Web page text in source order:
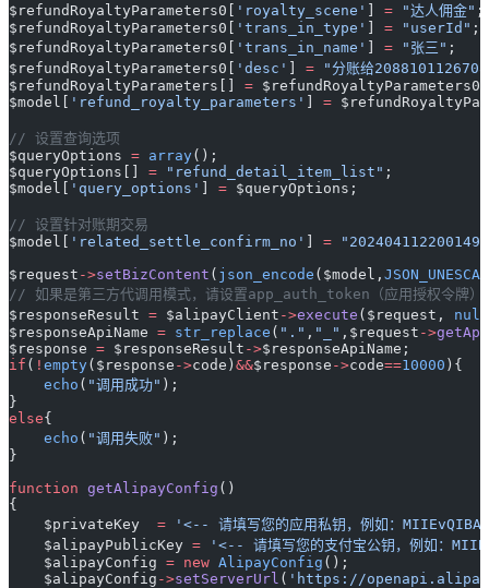
$refundRoyaltyParameters0[
'royalty_scene' = "达人佣金" ;
$refundRoyaltyParameters0[
'trans_in_type' = "userId" ;
$refundRoyaltyParameters0[
'trans_in_name' = "张三" ;
$refundRoyaltyParameters0[
'desc' = "分账给
$refundRoyaltyParameters[] = $refundRoyaltyParameters0;
$model[
'refund_royalty_parameters' =
// 设置查询选项
$queryOptions = array();
$queryOptions[] = "refund_detail_item_list" ;
$model[
'query_options' = $queryOptions;
// 设置针对账期交易
$model[
'related_settle_confirm_no' =
$request ->setBizContent ( json_encode ($model,
// 如果是第三方代调用模式，请设置app_auth_token（应用授权令牌）
$responseResult = $alipayClient ->execute ($request, null
$responseApiName = str_replace ( "." , "_" ,$request ->
$response = $responseResult ->$responseApiName;
if ( ! empty($response ->code) &&$response ->code==10000 ){
    echo
( "调用成功" );
}
else{
    echo
( "调用失败" );
}
function getAlipayConfig ()
{
    $privateKey
= '<-- 请填写您的应用私钥，例如：
    $alipayPublicKey
= '<-- 请填写您的支付宝公钥，例如：
    $alipayConfig
= new AlipayConfig ();
    $alipayConfig
->setServerUrl ( 'https://